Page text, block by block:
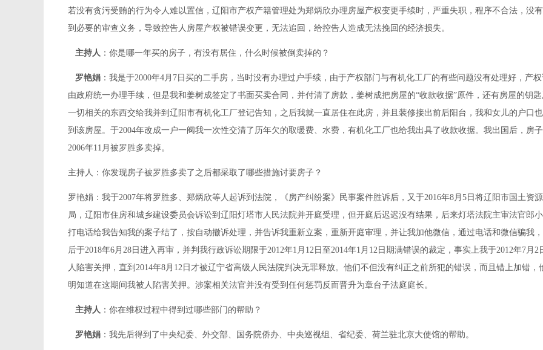
若没有贪污受贿的行为令人难以置信，辽阳市产权产籍管理处为郑炳欣办理房屋产权变更手续时，严重失职，程序不合法，没
到必要的审查义务，导致控告人房屋产权被错误变更，无法追回，给控告人造成无法挽回的经济损失。
主持人 ：你是哪一年买的房子，有没有居住，什么时候被倒卖掉的？
罗艳娟 ：我是于2000年4月7日买的二手房，当时没有办理过户手续，由于产权部门与有机化工厂的有些问题没有处理好，产权
由政府统一办理手续，但是我和姜树成签定了书面买卖合同，并付清了房款，姜树成把房屋的“收款收据”原件，还有房屋的钥匙
一切相关的东西交给我并到辽阳市有机化工厂登记告知，之后我就一直居住在此房，并且装修接出前后阳台，我和女儿的户口
到该房屋。于2004年改成一户一阀我一次性交清了历年欠的取暖费、水费，有机化工厂也给我出具了收款收据。我出国后，房
2006年11月被罗胜多卖掉。
主持人：你发现房子被罗胜多卖了之后都采取了哪些措施讨要房子？
罗艳娟：我于2007年将罗胜多、郑炳欣等人起诉到法院，《房产纠纷案》民事案件胜诉后，又于2016年8月5日将辽阳市国土资源
局，辽阳市住房和城乡建设委员会诉讼到辽阳灯塔市人民法院并开庭受理，但开庭后迟迟没有结果，后来灯塔法院主审法官郎
打电话给我告知我的案子结了，按自动撤诉处理，并告诉我重新立案，重新开庭审理，并让我加他微信，通过电话和微信骗我
后于2018年6月28日进入再审，并判我行政诉讼期限于2012年1月12日至2014年1月12日期满错误的裁定，事实上我于2012年7月2
人陷害关押，直到2014年8月12日才被辽宁省高级人民法院判决无罪释放。他们不但没有纠正之前所犯的错误，而且错上加错，
明知道在这期间我被人陷害关押。涉案相关法官并没有受到任何惩罚反而晋升为章台子法庭庭长。
主持人 ：你在维权过程中得到过哪些部门的帮助？
罗艳娟 ：我先后得到了中央纪委、外交部、国务院侨办、中央巡视组、省纪委、荷兰驻北京大使馆的帮助。